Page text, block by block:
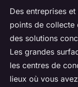
Des entreprises
points de collecte
des solutions
Les grandes
les centres de
lieux où vous